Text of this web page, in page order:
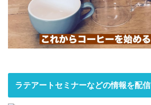
ラテアートセミナーなどの情報を配信